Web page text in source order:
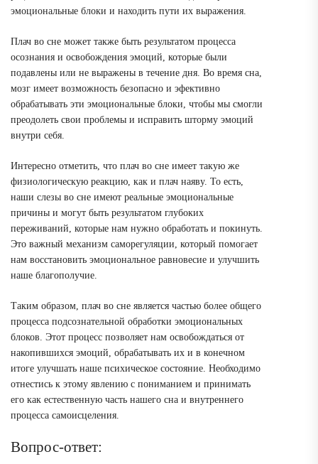
эмоциональные блоки и находить пути их выражения.
Плач во сне может также быть результатом процесса
осознания и освобождения эмоций, которые были
подавлены или не выражены в течение дня. Во время сна,
мозг имеет возможность безопасно и эфективно
обрабатывать эти эмоциональные блоки, чтобы мы смогли
преодолеть свои проблемы и исправить шторму эмоций
внутри себя.
Интересно отметить, что плач во сне имеет такую же
физиологическую реакцию, как и плач наяву. То есть,
наши слезы во сне имеют реальные эмоциональные
причины и могут быть результатом глубоких
переживаний, которые нам нужно обработать и покинуть.
Это важный механизм саморегуляции, который помогает
нам восстановить эмоциональное равновесие и улучшить
наше благополучие.
Таким образом, плач во сне является частью более общего
процесса подсознательной обработки эмоциональных
блоков. Этот процесс позволяет нам освобождаться от
накопившихся эмоций, обрабатывать их и в конечном
итоге улучшать наше психическое состояние. Необходимо
отнестись к этому явлению с пониманием и принимать
его как естественную часть нашего сна и внутреннего
процесса самоисцеления.
Вопрос-ответ: